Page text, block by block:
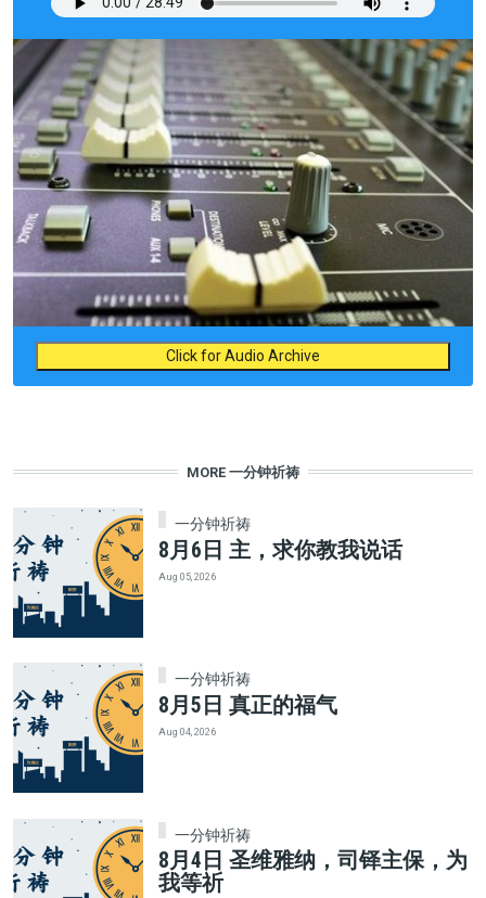
Click for Audio Archive
MORE 一分钟祈祷
一分钟祈祷
8月6日 主，求你教我说话
Aug 05, 2026
一分钟祈祷
8月5日 真正的福气
Aug 04, 2026
一分钟祈祷
8月4日 圣维雅纳，司铎主保，为
我等祈